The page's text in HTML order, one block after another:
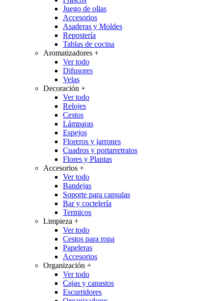
Juego de ollas
Accesorios
Asaderas y Moldes
Repostería
Tablas de cocina
Aromatizadores +
Ver todo
Difusores
Velas
Decoración +
Ver todo
Relojes
Cestos
Lámparas
Espejos
Floreros y jarrones
Cuadros y portarretratos
Flores y Plantas
Accesorios +
Ver todo
Bandejas
Soporte para capsulas
Bar y coctelería
Termicos
Limpieza +
Ver todo
Cestos para ropa
Papeleras
Accesorios
Organización +
Ver todo
Cajas y canastos
Escurridores